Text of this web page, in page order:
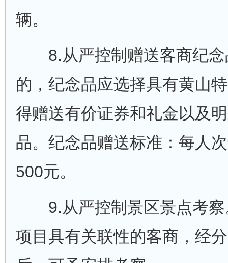
辆。
8.从严控制赠送客商纪念
的，纪念品应选择具有黄山
得赠送有价证券和礼金以及
品。纪念品赠送标准：每人
500元。
9.从严控制景区景点考察
项目具有关联性的客商，经